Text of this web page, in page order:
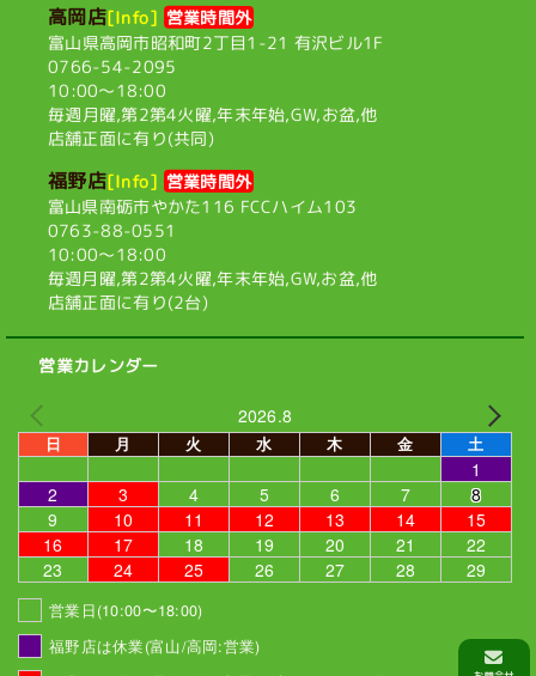
高岡店[Info] 営業時間外
富山県高岡市昭和町2丁目1-21 有沢ビル1F
0766-54-2095
10:00〜18:00
毎週月曜,第2第4火曜,年末年始,GW,お盆,他
店舗正面に有り(共同)
福野店[Info] 営業時間外
富山県南砺市やかた116 FCCハイム103
0763-88-0551
10:00〜18:00
毎週月曜,第2第4火曜,年末年始,GW,お盆,他
店舗正面に有り(2台)
営業カレンダー
2026.8
日 月 火 水 木 金 土
1
2
3 4 5 6 7
8
9
10 11 12 13 14
15
16
17 18 19 20 21
22
23
24 25 26 27 28 29
営業日(10:00〜18:00)
福野店は休業(富山/高岡:営業)